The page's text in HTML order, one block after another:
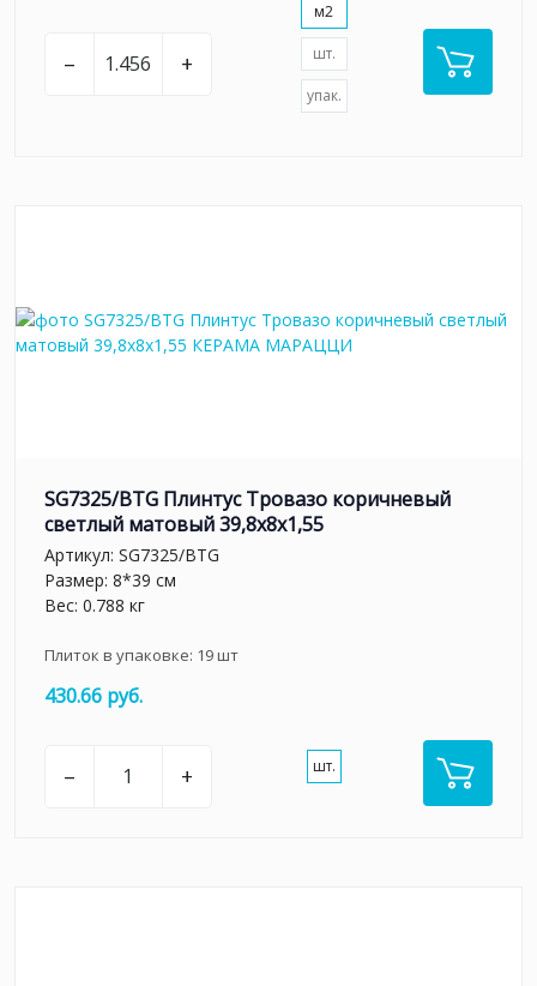
– +
м2
шт.
упак.
SG7325/BTG Плинтус Тровазо коричневый
светлый матовый 39,8x8x1,55
Артикул: SG7325/BTG
Размер: 8*39 см
Вес: 0.788 кг
Плиток в упаковке: 19шт
430.66 руб.
– + шт.